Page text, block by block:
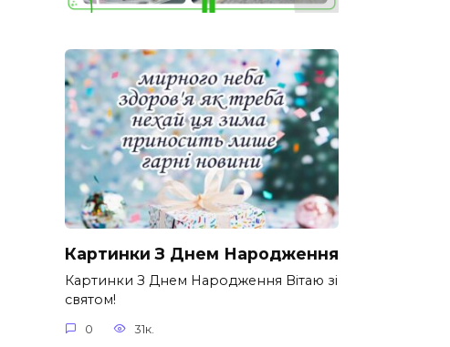
Картинки З Днем Народження
Картинки З Днем Народження Вітаю зі
святом!
0 31к.